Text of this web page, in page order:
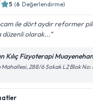
5 (6 Değerlendirme)
ile dört aydır reformer
düzenli olarak...
Kılıç Fizyoterapi
288/6 Sokak L2 Blok No: